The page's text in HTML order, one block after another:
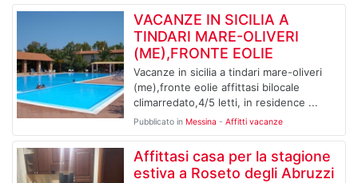
VACANZE IN SICILIA A
TINDARI MARE-OLIVERI
(ME),FRONTE EOLIE
Vacanze in sicilia a tindari mare-oliveri
(me),fronte eolie affittasi bilocale
climarredato,4/5 letti, in residence ...
Pubblicato in Messina - Affitti vacanze
Affittasi casa per la stagione
estiva a Roseto degli Abruzzi